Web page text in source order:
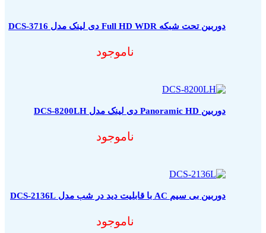
دوربین تحت شبکه Full HD WDR دی لینک مدل DCS-3716
ناموجود
دوربین Panoramic HD دی لینک مدل DCS-8200LH
ناموجود
دوربین بی سیم AC با قابلیت دید در شب مدل DCS-2136L
ناموجود